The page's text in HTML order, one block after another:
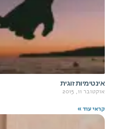
אינטימיות זוגית
אוקטובר 11, 2015
קראי עוד »